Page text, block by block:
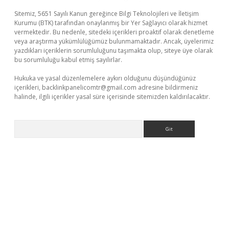
Sitemiz, 5651 Sayılı Kanun gereğince Bilgi Teknolojileri ve İletişim
Kurumu (BTK) tarafından onaylanmış bir Yer Sağlayıcı olarak hizmet
vermektedir. Bu nedenle, sitedeki içerikleri proaktif olarak denetleme
veya araştırma yükümlülüğümüz bulunmamaktadır. Ancak, üyelerimiz
yazdıkları içeriklerin sorumluluğunu taşımakta olup, siteye üye olarak
bu sorumluluğu kabul etmiş sayılırlar.
Hukuka ve yasal düzenlemelere aykırı olduğunu düşündüğünüz
içerikleri, backlinkpanelicomtr@gmail.com adresine bildirmeniz
halinde, ilgili içerikler yasal süre içerisinde sitemizden kaldırılacaktır.